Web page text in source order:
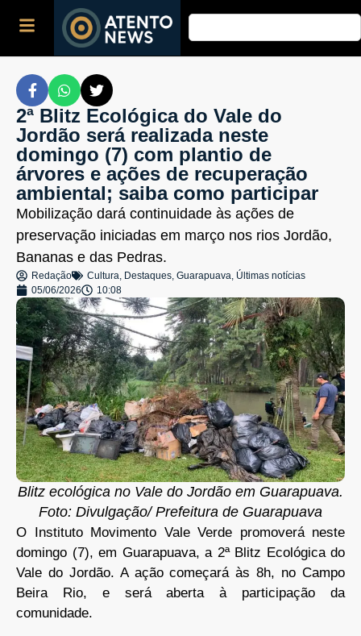
2ª Blitz Ecológica do Vale do
Jordão será realizada neste
domingo (7) com plantio de
árvores e ações de recuperação
ambiental; saiba como participar
Mobilização dará continuidade às ações de
preservação iniciadas em março nos rios Jordão,
Bananas e das Pedras.
Redação Cultura, Destaques, Guarapuava, Últimas notícias
05/06/2026
10:08
Blitz ecológica no Vale do Jordão em Guarapuava.
Foto: Divulgação/ Prefeitura de Guarapuava
O Instituto Movimento Vale Verde promoverá neste
domingo (7), em Guarapuava, a 2ª Blitz Ecológica do
Vale do Jordão. A ação começará às 8h, no Campo
Beira Rio, e será aberta à participação da
comunidade.